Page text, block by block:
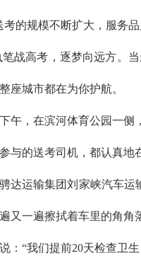
考的规模不断扩大，服务品
笔战高考，逐梦向远方。
座城市都在为你护航。
午，在滨河体育公园一
与的送考司机，都认真地
达运输集团刘家峡汽车运
又一遍擦拭着车里的角角
：“我们提前20天检查卫